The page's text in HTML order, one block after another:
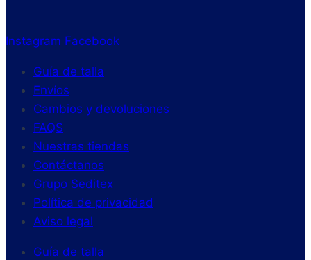
Instagram Facebook
Guía de talla
Envíos
Cambios y devoluciones
FAQS
Nuestras tiendas
Contáctanos
Grupo Seditex
Política de privacidad
Aviso legal
Guía de talla